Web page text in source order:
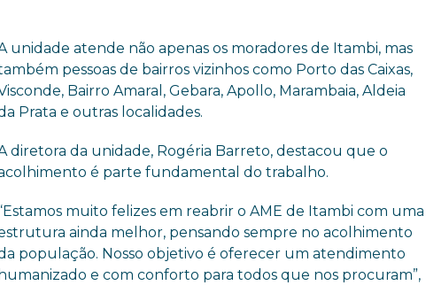
unidade atende não apenas os moradores de Itambi, mas
pessoas de bairros vizinhos como Porto das Caixas,
Bairro Amaral, Gebara, Apollo, Marambaia, Aldeia
Prata e outras localidades.
diretora da unidade, Rogéria Barreto, destacou que o
é parte fundamental do trabalho.
muito felizes em reabrir o AME de Itambi com uma
ainda melhor, pensando sempre no acolhimento
população. Nosso objetivo é oferecer um atendimento
humanizado e com conforto para todos que nos procuram”,